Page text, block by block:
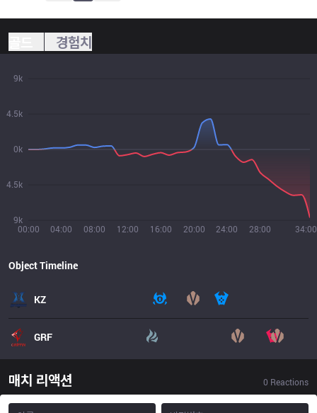
경험치
00:00 04:00 08:00 12:00 16:00 20:00 24:00 28:00 34:00
9k
4.5k
0k
4.5k
9k
Object Timeline
KZ
GRF
매치 리액션 0 Reactions